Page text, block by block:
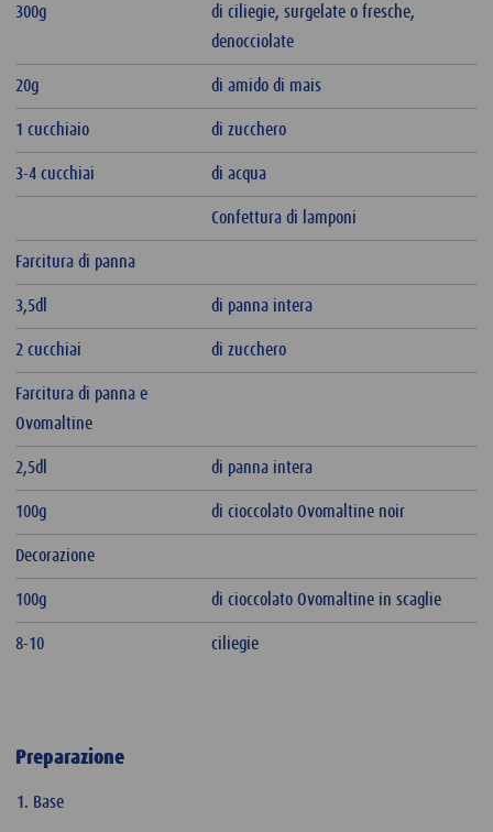
300g
di ciliegie, surgelate o fresche,
denocciolate
20g di amido di mais
1 cucchiaio di zucchero
3-4 cucchiai di acqua
Confettura di lamponi
Farcitura di panna
3,5dl di panna intera
2 cucchiai di zucchero
Farcitura di panna e
Ovomaltine
2,5dl di panna intera
100g di cioccolato Ovomaltine noir
Decorazione
100g di cioccolato Ovomaltine in scaglie
8-10 ciliegie
Preparazione
Base